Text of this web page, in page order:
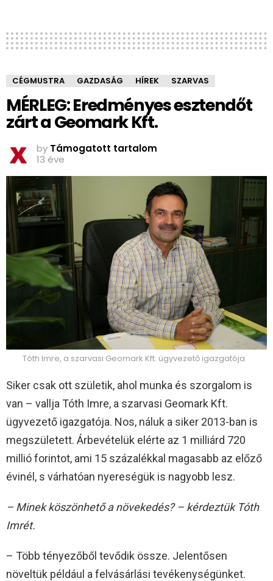
CÉGMUSTRA GAZDASÁG HÍREK SZARVAS
MÉRLEG: Eredményes esztendőt
zárt a Geomark Kft.
by Támogatott tartalom
13 éve
Tóth Imre, a szarvasi Geomark Kft. ügyvezető igazgatója
Siker csak ott születik, ahol munka és szorgalom is
van – vallja Tóth Imre, a szarvasi Geomark Kft.
ügyvezető igazgatója. Nos, náluk a siker 2013-ban is
megszületett. Árbevételük elérte az 1 milliárd 720
millió forintot, ami 15 százalékkal magasabb az előző
évinél, s várhatóan nyereségük is nagyobb lesz.
– Minek köszönhető a növekedés? – kérdeztük Tóth
Imrét.
– Több tényezőből tevődik össze. Jelentősen
növeltük például a felvásárlási tevékenységünket.